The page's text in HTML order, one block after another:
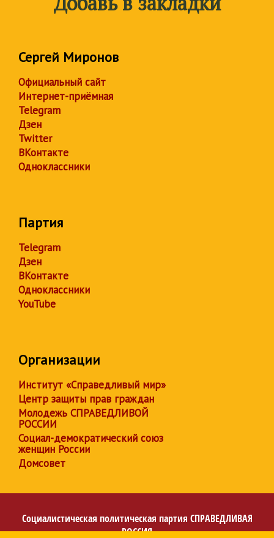
Сергей Миронов
Официальный сайт
Интернет-приёмная
Telegram
Дзен
Twitter
ВКонтакте
Одноклассники
Партия
Telegram
Дзен
ВКонтакте
Одноклассники
YouTube
Организации
Институт «Справедливый мир»
Центр защиты прав граждан
Молодежь СПРАВЕДЛИВОЙ
РОССИИ
Социал-демократический союз
женщин России
Домсовет
Социалистическая политическая партия СПРАВЕДЛИВАЯ
РОССИЯ